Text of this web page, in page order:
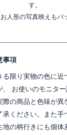
す。
人形の写真映えもバ
事項
る限り実物の色に近
、 お使いのモニタ
際の商品と色味が異
ください。また手
の柄行きにも個体